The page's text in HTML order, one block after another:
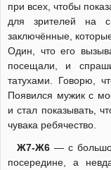
при всех, чтобы
для зрителей на
заключённые,
Один, что его
посещали, и
татухами. Говорю,
Появился мужик с
и стал показывать,
чувака ребячество.
Ж7-Ж6— с
посередине, а